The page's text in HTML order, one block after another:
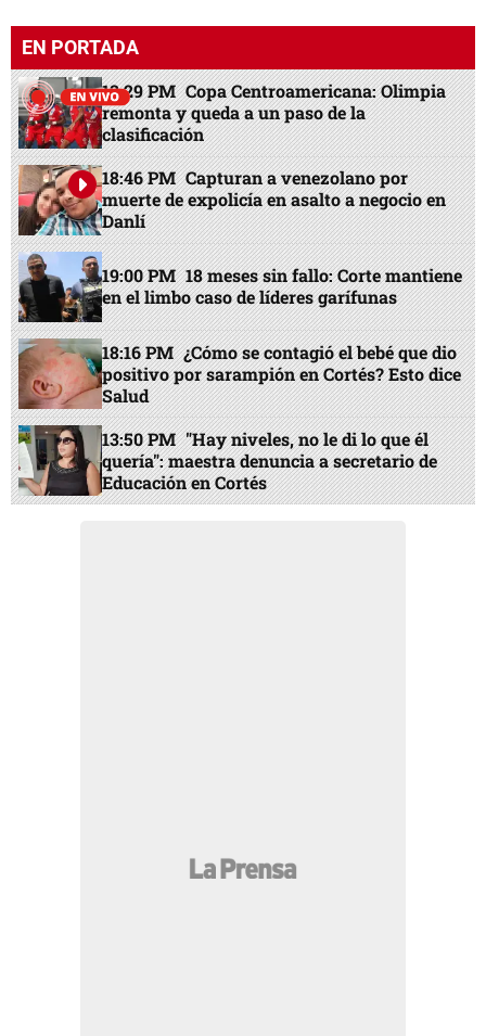
EN PORTADA
13:29 PM Copa Centroamericana: Olimpia
remonta y queda a un paso de la
clasificación
18:46 PM Capturan a venezolano por
muerte de expolicía en asalto a negocio en
Danlí
19:00 PM 18 meses sin fallo: Corte mantiene
en el limbo caso de líderes garífunas
18:16 PM ¿Cómo se contagió el bebé que dio
positivo por sarampión en Cortés? Esto dice
Salud
13:50 PM "Hay niveles, no le di lo que él
quería": maestra denuncia a secretario de
Educación en Cortés